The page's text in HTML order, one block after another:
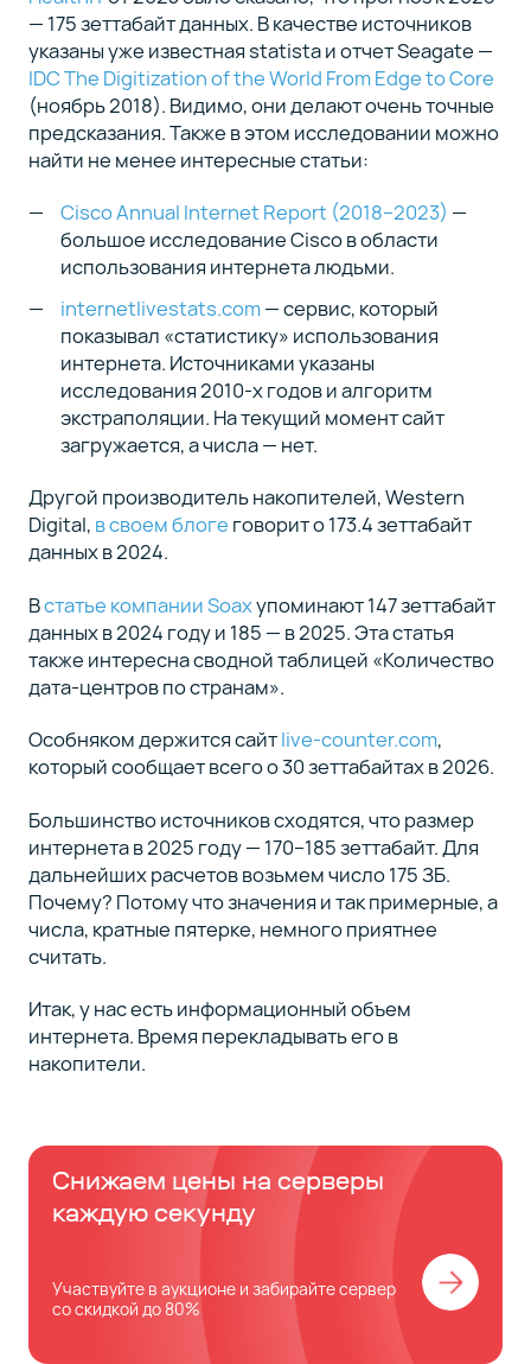
— 175 зеттабайт данных. В качестве источников
указаны уже известная statista и отчет Seagate —
IDC The Digitization of the World From Edge to Core
(ноябрь 2018). Видимо, они делают очень точные
предсказания. Также в этом исследовании можно
найти не менее интересные статьи:
Cisco Annual Internet Report (2018–2023) —
большое исследование Cisco в области
использования интернета людьми.
internetlivestats.com— сервис, который
показывал «статистику» использования
интернета. Источниками указаны
исследования 2010-х годов и алгоритм
экстраполяции. На текущий момент сайт
загружается, а числа — нет.
Другой производитель накопителей, Western
Digital, в своем блоге говорит о 173.4 зеттабайт
данных в 2024.
Встатье компании Soaxупоминают 147 зеттабайт
данных в 2024 году и 185 — в 2025. Эта статья
также интересна сводной таблицей «Количество
дата-центров по странам».
Особняком держится сайтlive-counter.com,
который сообщает всего о 30 зеттабайтах в 2026.
Большинство источников сходятся, что размер
интернета в 2025 году — 170–185 зеттабайт. Для
дальнейших расчетов возьмем число 175 ЗБ.
Почему? Потому что значения и так примерные, а
числа, кратные пятерке, немного приятнее
считать.
Итак, у нас есть информационный объем
интернета. Время перекладывать его в
накопители.
Снижаем цены на серверы
каждую секунду
Участвуйте в аукционе и забирайте сервер
со скидкой до 80%